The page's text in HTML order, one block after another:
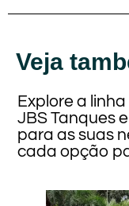
Veja
Explore a
JBS Tanques
para as suas
cada opção